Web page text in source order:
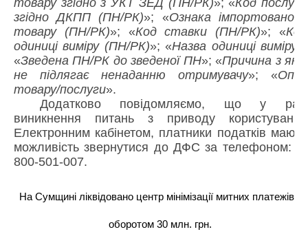
товару згідно з УКТ ЗЕД (ПН/РК)»; «Код послуги
згідно ДКПП (ПН/РК)»; «Ознака імпортованого
товару (ПН/РК)»; «Код ставки (ПН/РК)»; «Код
одиниці виміру (ПН/РК)»; «Назва одиниці виміру
«Зведена ПН/РК до зведеної ПН»; «Причина з якої
не підлягає ненаданню отримувачу»; «Опис
товару/послуги».
Додатково повідомляємо, що у разі
виникнення питань з приводу користування
Електронним кабінетом, платники податків мають
можливість звернутися до ДФС за телефоном: 0-
800-501-007.
На Сумщині ліквідовано центр мінімізації митних платежів з
оборотом 30 млн. грн.